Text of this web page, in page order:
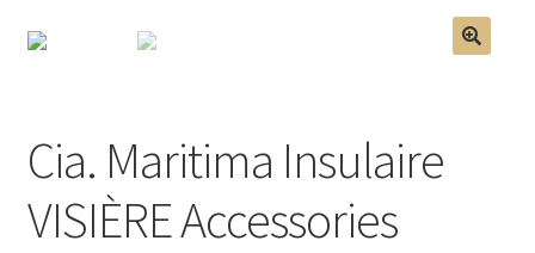
Boutique
Luxury Lingerie
Femme
Cia. Maritima Insulaire
VISIÈRE Accessories